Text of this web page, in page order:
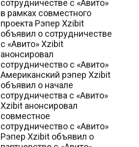
сотрудничестве с «Авито»
в рамках совместного
проекта Рэпер Xzibit
объявил о сотрудничестве
с «Авито» Xzibit
анонсировал
сотрудничество с «Авито»
Американский рэпер Xzibit
объявил о начале
сотрудничества с «Авито»
Xzibit анонсировал
совместное
сотрудничество с «Авито»
Рэпер Xzibit объявил о